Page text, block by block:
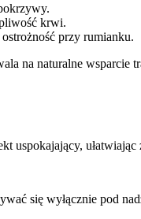
krwi.
przy rumianku.
na naturalne wsparcie
uspokajający,
się wyłącznie pod